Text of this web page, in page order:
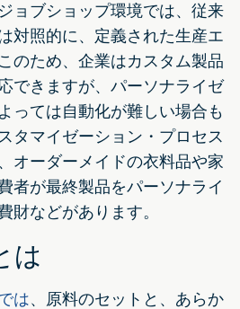
ョブショップ環境では、従来
対照的に、定義された生産エ
のため、企業はカスタム製品
できますが、パーソナライゼ
っては自動化が難しい場合も
タマイゼーション・プロセス
オーダーメイドの衣料品や家
者が最終製品をパーソナライ
財などがあります。
は
は、原料のセットと、あらか